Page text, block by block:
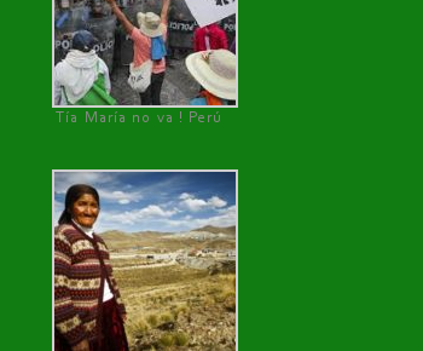
Tía María no va ! Perú